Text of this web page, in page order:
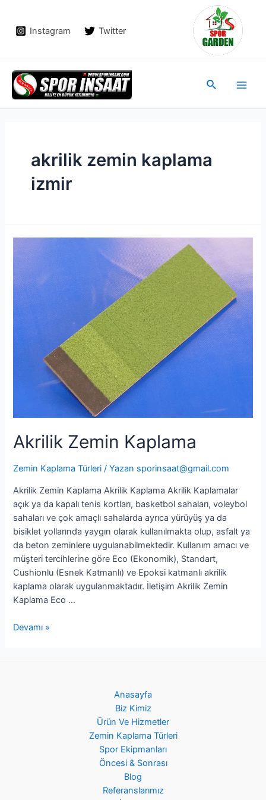
Instagram
Twitter
Arama
akrilik zemin kaplama
izmir
Akrilik Zemin Kaplama
Zemin Kaplama Türleri / Yazan sporinsaat@gmail.com
Akrilik Zemin Kaplama Akrilik Kaplama Akrilik Kaplamalar
açık ya da kapalı tenis kortları, basketbol sahaları, voleybol
sahaları ve çok amaçlı sahalarda ayrıca yürüyüş ya da
bisiklet yollarında yaygın olarak kullanılmakta olup, asfalt ya
da beton zeminlere uygulanabilmektedir. Kullanım amacı ve
müşteri tercihlerine göre Eco (Ekonomik), Standart,
Cushionlu (Esnek Katmanlı) ve Epoksi katmanlı akrilik
kaplama olarak uygulanmaktadır. İletişim Akrilik Zemin
Kaplama Eco …
Zemin
Kaplama
Devamı »
Anasayfa
Biz Kimiz
Ürün Ve Hizmetler
Zemin Kaplama Türleri
Spor Ekipmanları
Öncesi & Sonrası
Blog
Referanslarımız